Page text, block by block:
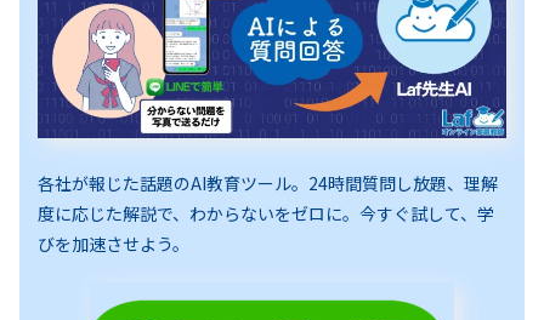
各社が報じた話題のAI教育ツール。24時間質問し放題、理解
度に応じた解説で、わからないをゼロに。今すぐ試して、学
びを加速させよう。